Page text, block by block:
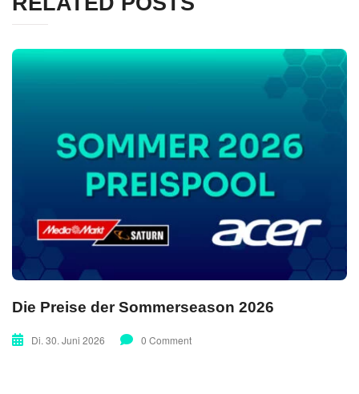
Die Preise der Sommerseason 2026
Di. 30. Juni 2026 0 Comment